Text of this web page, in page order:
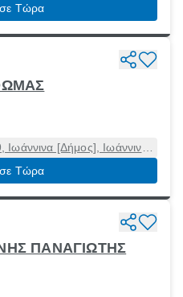
Τώρα
[Δήμος], Ιωάννινα,
45333Τώρα
ΠΑΝΑΓΙΩΤΗΣ